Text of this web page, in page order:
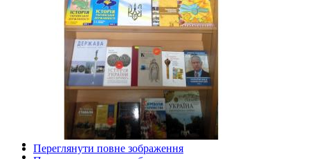
Переглянути повне зображення